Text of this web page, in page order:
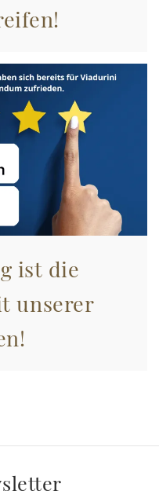
ist die
unserer